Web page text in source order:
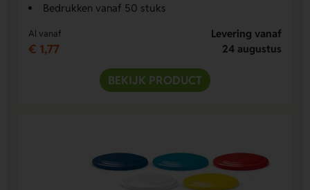
Bedrukken vanaf 50 stuks
Al vanaf
€ 1,77
Levering vanaf
24 augustus
BEKIJK PRODUCT